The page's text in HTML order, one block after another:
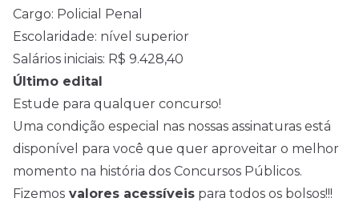
Cargo: Policial Penal
Escolaridade: nível superior
Salários iniciais: R$ 9.428,40
Último edital
Estude para qualquer concurso!
Uma condição especial nas nossas assinaturas está
disponível para você que quer aproveitar o melhor
momento na história dos Concursos Públicos.
Fizemos valores acessíveis para todos os bolsos!!!